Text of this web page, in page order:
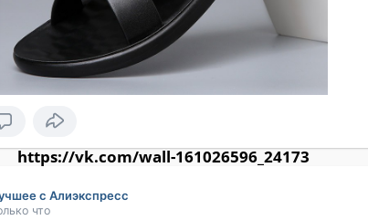
https://vk.com/wall-161026596_24173
с Алиэкспресс
что